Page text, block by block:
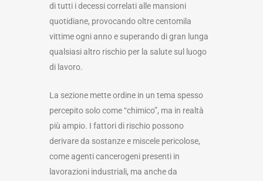
di tutti i decessi correlati alle mansioni
quotidiane, provocando oltre centomila
vittime ogni anno e superando di gran lunga
qualsiasi altro rischio per la salute sul luogo
di lavoro.
La sezione mette ordine in un tema spesso
percepito solo come “chimico”, ma in realtà
più ampio. I fattori di rischio possono
derivare da sostanze e miscele pericolose,
come agenti cancerogeni presenti in
lavorazioni industriali, ma anche da